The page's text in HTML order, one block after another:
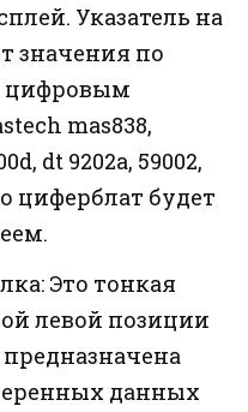
Указатель на
значения по
цифровым
mas838,
dt 9202a, 59002,
циферблат будет
Это тонкая
левой позиции
данных